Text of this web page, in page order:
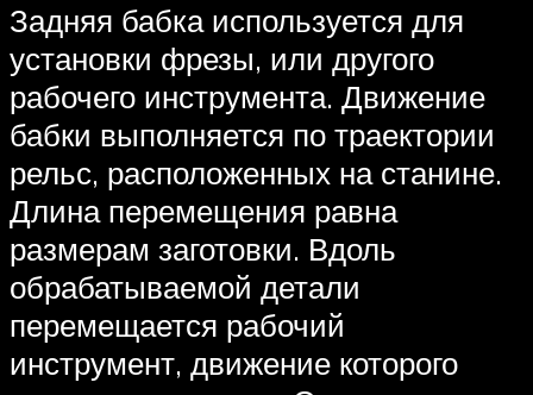
Задняя бабка используется для
установки фрезы, или другого
рабочего инструмента. Движение
бабки выполняется по траектории
рельс, расположенных на станине.
Длина перемещения равна
размерам заготовки. Вдоль
обрабатываемой детали
перемещается рабочий
инструмент, движение которого